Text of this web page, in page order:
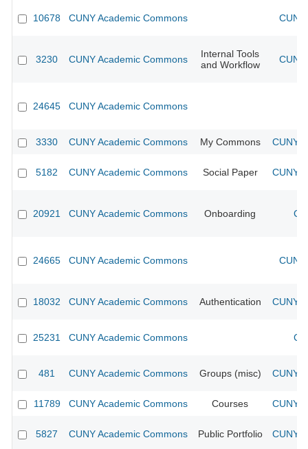
10678 CUNY Academic Commons
3230 CUNY Academic Commons
Internal Tools
and Workflow
24645 CUNY Academic Commons
3330 CUNY Academic Commons My Commons CUNY
5182 CUNY Academic Commons Social Paper CUNY
20921 CUNY Academic Commons Onboarding
24665 CUNY Academic Commons
18032 CUNY Academic Commons Authentication CUNY
25231 CUNY Academic Commons
481 CUNY Academic Commons Groups (misc) CUNY
11789 CUNY Academic Commons Courses CUNY
5827 CUNY Academic Commons Public Portfolio CUNY